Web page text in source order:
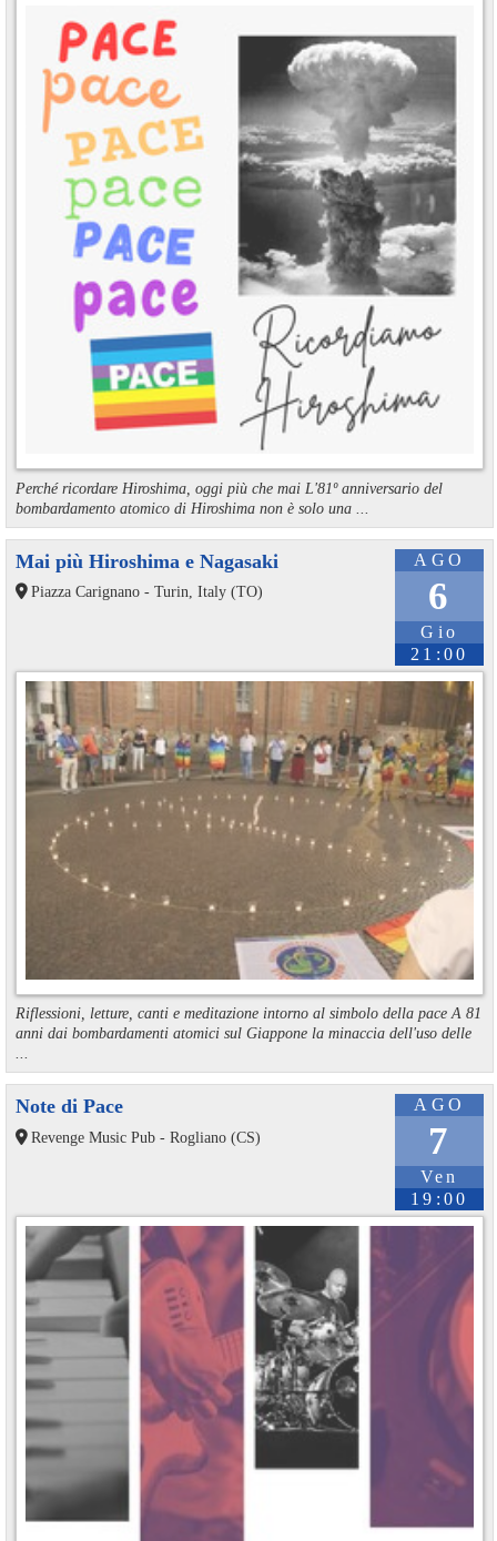
Perché ricordare Hiroshima, oggi più che mai L'81º anniversario del
bombardamento atomico di Hiroshima non è solo una ...
AGO
6
Gio
21:00
Mai più Hiroshima e Nagasaki
Piazza Carignano - Turin, Italy (TO)
Riflessioni, letture, canti e meditazione intorno al simbolo della pace A 81
anni dai bombardamenti atomici sul Giappone la minaccia dell'uso delle
...
AGO
7
Ven
19:00
Note di Pace
Revenge Music Pub - Rogliano (CS)